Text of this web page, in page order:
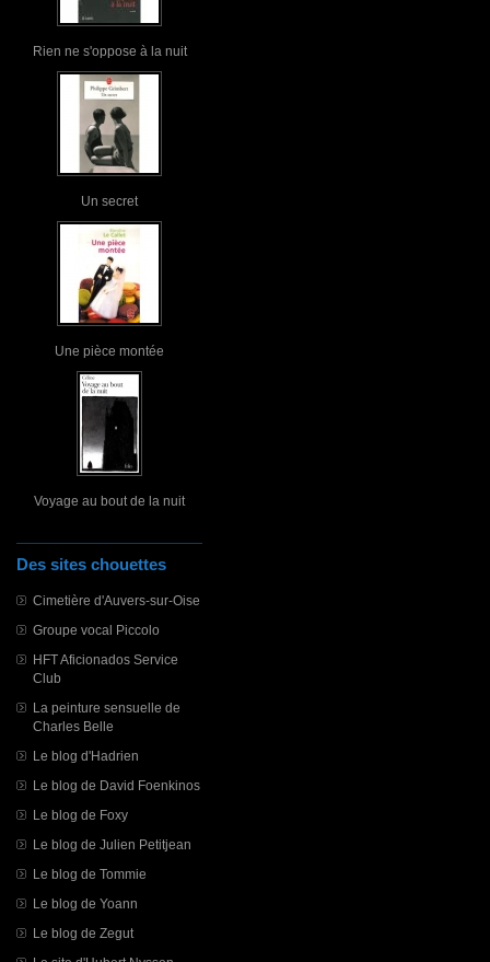
Rien ne s'oppose à la nuit
Un secret
Une pièce montée
Voyage au bout de la nuit
Des sites chouettes
Cimetière d'Auvers-sur-Oise
Groupe vocal Piccolo
HFT Aficionados Service
Club
La peinture sensuelle de
Charles Belle
Le blog d'Hadrien
Le blog de David Foenkinos
Le blog de Foxy
Le blog de Julien Petitjean
Le blog de Tommie
Le blog de Yoann
Le blog de Zegut